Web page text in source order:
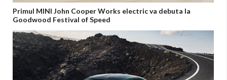
Primul MINI John Cooper Works electric va debuta la
Goodwood Festival of Speed